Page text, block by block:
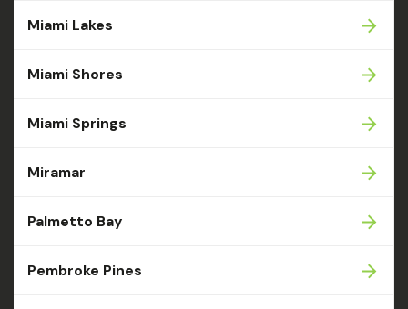
Miami Lakes
Miami Shores
Miami Springs
Miramar
Palmetto Bay
Pembroke Pines